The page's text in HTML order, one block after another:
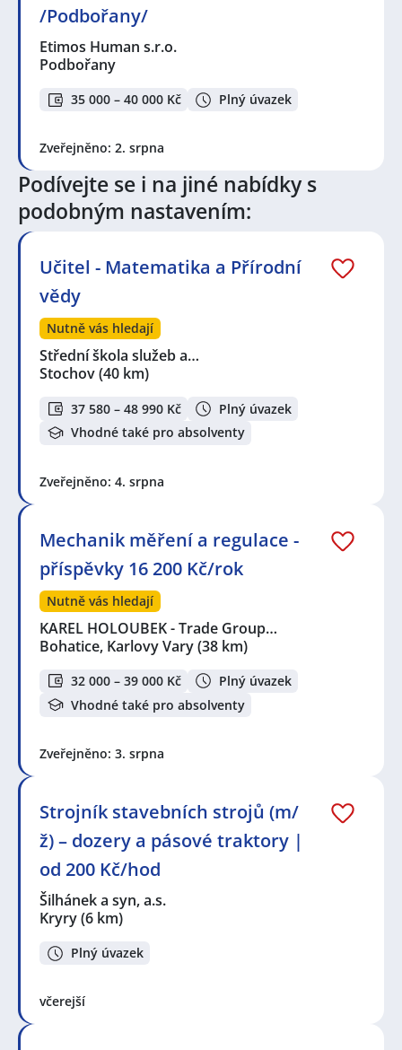
/Podbořany/
Etimos Human s.r.o.
Podbořany
35 000 – 40 000 Kč Plný úvazek
Zveřejněno: 2. srpna
Podívejte se i na jiné nabídky s
podobným nastavením:
Učitel - Matematika a Přírodní
vědy
Nutně vás hledají
Střední škola služeb a…
Stochov(40 km)
37 580 – 48 990 Kč
Plný úvazek
Vhodné také pro absolventy
Zveřejněno: 4. srpna
Mechanik měření a regulace -
příspěvky 16 200 Kč/rok
Nutně vás hledají
KAREL HOLOUBEK - Trade Group…
Bohatice, Karlovy Vary(38 km)
32 000 – 39 000 Kč
Plný úvazek
Vhodné také pro absolventy
Zveřejněno: 3. srpna
Strojník stavebních strojů (m/
ž) – dozery a pásové traktory |
od 200 Kč/hod
Šilhánek a syn, a.s.
Kryry(6 km)
Plný úvazek
včerejší